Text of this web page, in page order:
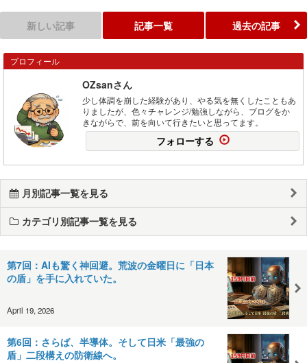
新しい記事 記事一覧 過去の記事
プロフィール
OZsanさん
少し体調を崩した経験があり、やる気を無くしたこともあ
りましたが、色々チャレンジ/勉強しながら、ブログをか
きながらで、前を向いて行きたいと思ってます。
フォローする
月別記事一覧を見る
カテゴリ別記事一覧を見る
第7回：AIも驚く神回避。荒波の金曜日に「日本
の盾」を手に入れていた。
April 19, 2026
第6回：さらば、半導体。そして日米「最強の
盾」二段構えの防衛線へ。